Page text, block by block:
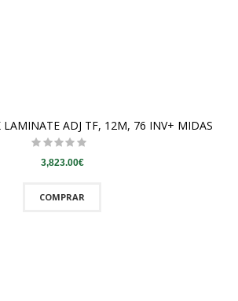
LAMINATE ADJ TF, 12M, 76 INV+ MIDAS
3,823.00€
COMPRAR